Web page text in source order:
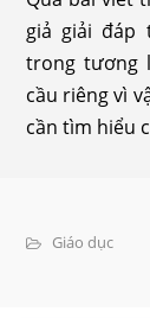
giả giải đáp
trong tương
cầu riêng vì
cần tìm hiểu
Giáo dục